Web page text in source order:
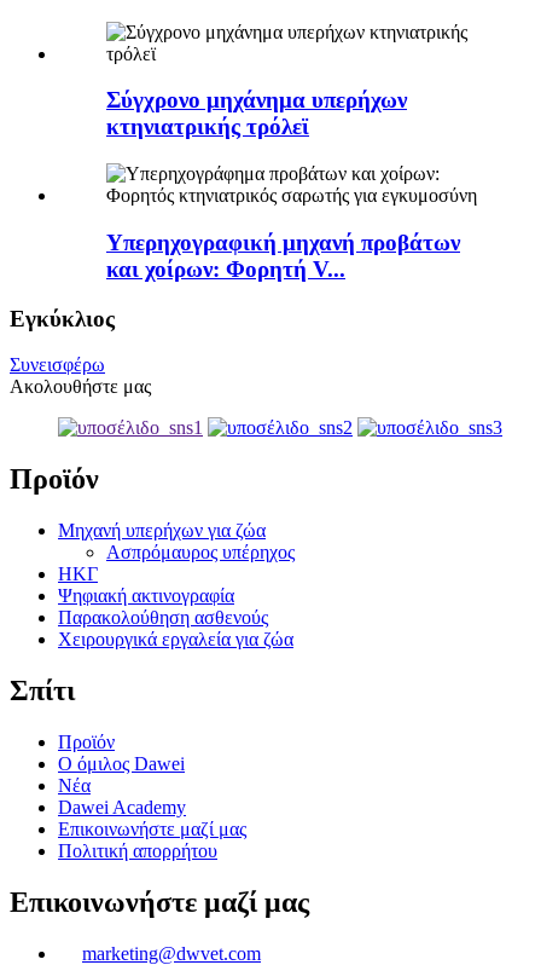
Σύγχρονο μηχάνημα υπερήχων
κτηνιατρικής τρόλεϊ
Υπερηχογραφική μηχανή προβάτων
και χοίρων: Φορητή V...
Εγκύκλιος
Συνεισφέρω
Ακολουθήστε μας
Προϊόν
Μηχανή υπερήχων για ζώα
Ασπρόμαυρος υπέρηχος
ΗΚΓ
Ψηφιακή ακτινογραφία
Παρακολούθηση ασθενούς
Χειρουργικά εργαλεία για ζώα
Σπίτι
Προϊόν
Ο όμιλος Dawei
Νέα
Dawei Academy
Επικοινωνήστε μαζί μας
Πολιτική απορρήτου
Επικοινωνήστε μαζί μας
marketing@dwvet.com